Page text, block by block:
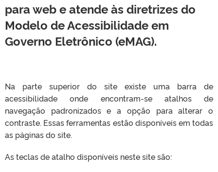
para web e atende às diretrizes do
Modelo de Acessibilidade em
Governo Eletrônico (eMAG).
Na parte superior do site existe uma barra de
acessibilidade onde encontram-se atalhos de
navegação padronizados e a opção para alterar o
contraste. Essas ferramentas estão disponíveis em todas
as páginas do site.
As teclas de atalho disponíveis neste site são: